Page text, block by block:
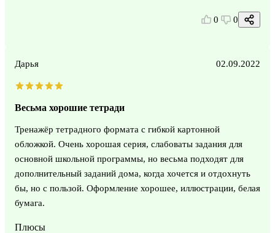
0 0
Дарья 02.09.2022
Весьма хорошие тетради
Тренажёр тетрадного формата с гибкой картонной
обложкой. Очень хорошая серия, слабоваты задания для
основной школьной программы, но весьма подходят для
дополнительный заданий дома, когда хочется и отдохнуть
бы, но с пользой. Оформление хорошее, иллюстрации, белая
бумага.
Плюсы